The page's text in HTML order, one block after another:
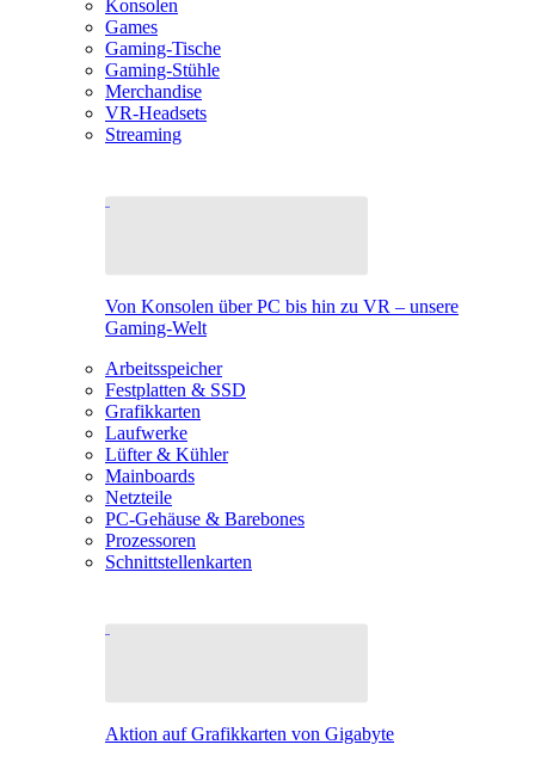
Konsolen
Games
Gaming-Tische
Gaming-Stühle
Merchandise
VR-Headsets
Streaming
Von Konsolen über PC bis hin zu VR – unsere
Gaming-Welt
Arbeitsspeicher
Festplatten & SSD
Grafikkarten
Laufwerke
Lüfter & Kühler
Mainboards
Netzteile
PC-Gehäuse & Barebones
Prozessoren
Schnittstellenkarten
Aktion auf Grafikkarten von Gigabyte